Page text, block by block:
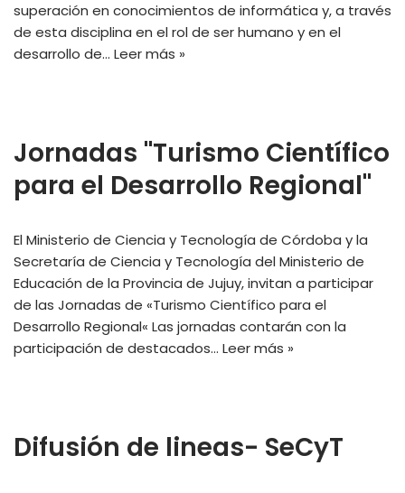
superación en conocimientos de informática y, a través
de esta disciplina en el rol de ser humano y en el
desarrollo de… Leer más »
Jornadas "Turismo Científico
para el Desarrollo Regional"
El Ministerio de Ciencia y Tecnología de Córdoba y la
Secretaría de Ciencia y Tecnología del Ministerio de
Educación de la Provincia de Jujuy, invitan a participar
de las Jornadas de «Turismo Científico para el
Desarrollo Regional« Las jornadas contarán con la
participación de destacados… Leer más »
Difusión de lineas- SeCyT